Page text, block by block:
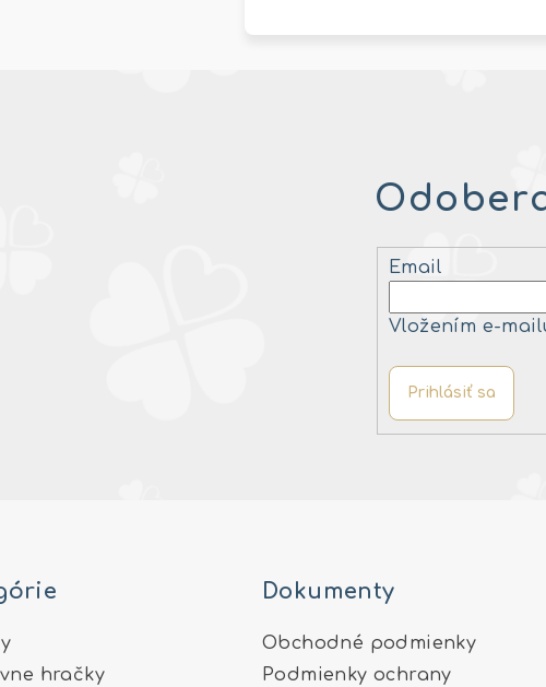
Email
Vložením e-
Prihlásiť sa
hračky
Dokumenty
Obchodné podmienky
Podmienky ochrany